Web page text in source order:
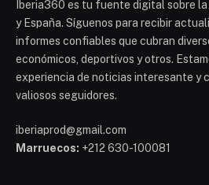
Iberia360 es tu fuente digital sobre
y España. Síguenos para recibir
informes confiables que cubran
económicos, deportivos y otros.
experiencia de noticias interesante y
valiosos seguidores.
iberiaprod@gmail.com
Marruecos: +212 630-100081